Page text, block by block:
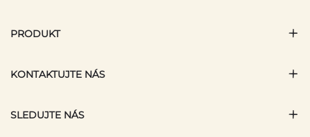
PRODUKT
KONTAKTUJTE NÁS
SLEDUJTE NÁS